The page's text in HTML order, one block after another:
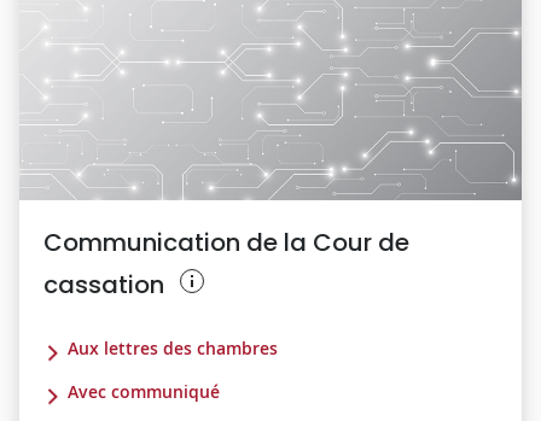
Communication de la Cour de
cassation
Aux lettres des chambres
Avec communiqué